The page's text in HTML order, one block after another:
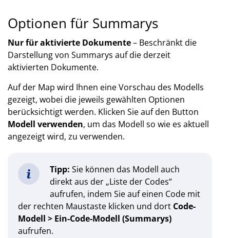
Optionen für Summarys
Nur für aktivierte Dokumente– Beschränkt die
Darstellung von Summarys auf die derzeit
aktivierten Dokumente.
Auf der Map wird Ihnen eine Vorschau des Modells
gezeigt, wobei die jeweils gewählten Optionen
berücksichtigt werden. Klicken Sie auf den Button
Modell verwenden, um das Modell so wie es aktuell
angezeigt wird, zu verwenden.
Tipp: Sie können das Modell auch
direkt aus der „Liste der Codes“
aufrufen, indem Sie auf einen Code mit
der rechten Maustaste klicken und dort Code-
Modell > Ein-Code-Modell (Summarys)
aufrufen.